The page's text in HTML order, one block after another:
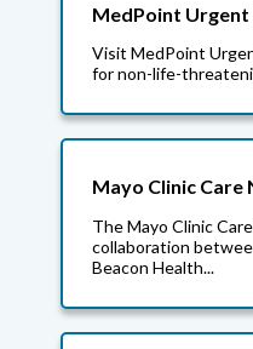
MedPoint Urgent
Visit MedPoint
for non-life-
Mayo Clinic Care
The Mayo Clinic
collaboration
Beacon Health...